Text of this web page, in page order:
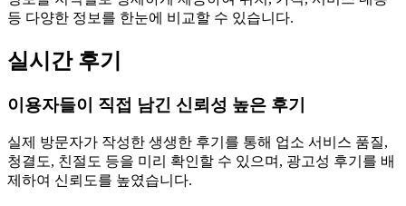
등 다양한 정보를 한눈에 비교할 수 있습니다.
실시간 후기
이용자들이 직접 남긴 신뢰성 높은 후기
실제 방문자가 작성한 생생한 후기를 통해 업소 서비스 품질,
청결도, 친절도 등을 미리 확인할 수 있으며, 광고성 후기를 배
제하여 신뢰도를 높였습니다.